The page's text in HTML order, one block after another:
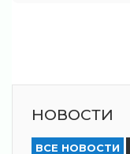
НОВОСТИ
ВСЕ НОВОСТИ